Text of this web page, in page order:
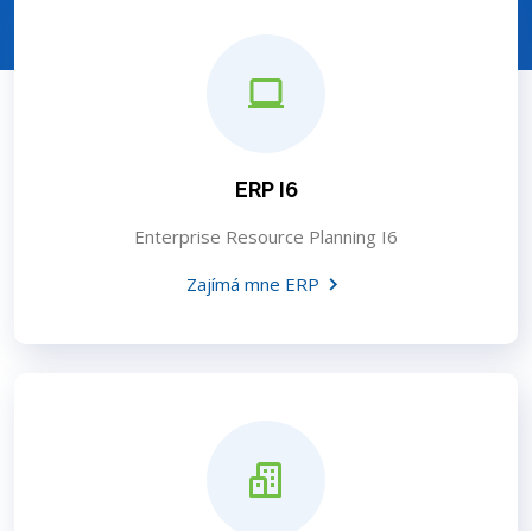
ERP I6
Enterprise Resource Planning I6
Zajímá mne ERP